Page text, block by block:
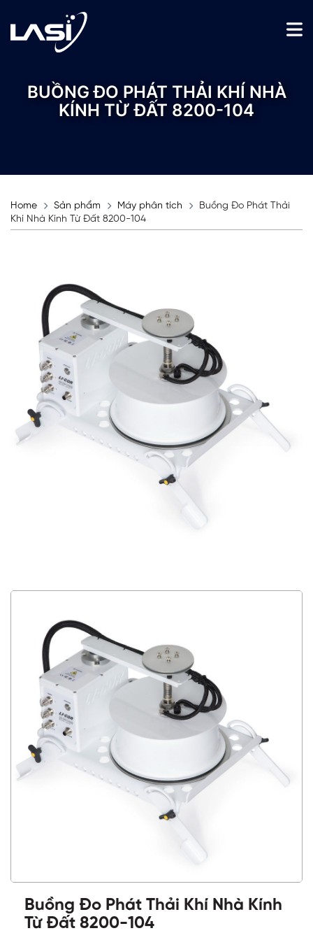
BUỒNG ĐO PHÁT THẢI KHÍ NHÀ
KÍNH TỪ ĐẤT 8200-104
Home Sản phẩm Máy phân tích
Buồng Đo Phát Thải
Khí Nhà Kính Từ Đất 8200-104
Buồng Đo Phát Thải Khí Nhà Kính
Từ Đất 8200-104